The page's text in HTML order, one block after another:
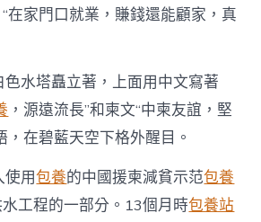
在家門口就業，賺錢還能顧家，真
水塔矗立著，上面用中文寫著
，源遠流長”和柬文“中柬友誼，堅
，在碧藍天空下格外醒目。
使用包養的中國援柬減貧示范包養
工程的一部分。13個月時包養站